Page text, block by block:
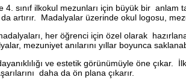
4. sınıf ilkokul mezunları için büyük bir
artırır. Madalyalar üzerinde okul logosu,
her öğrenci için özel olarak
mezuniyet anılarını yıllar boyunca
ve estetik görünümüyle öne
daha da ön plana çıkarır.